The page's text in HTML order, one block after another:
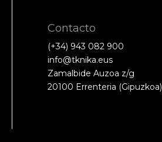
Contacto
(+34) 943 082 900
info@tknika.eus
Zamalbide Auzoa z/g
20100 Errenteria (Gipuzkoa)